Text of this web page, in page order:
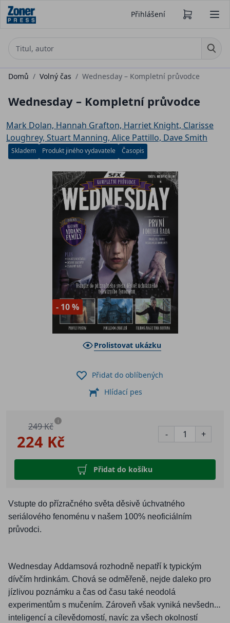
Přihlášení
Domů / Volný čas / Wednesday – Kompletní průvodce
Wednesday – Kompletní průvodce
Mark Dolan, Hannah Grafton, Harriet Knight, Clarisse
Loughrey, Stuart Manning, Alice Pattillo, Dave Smith
Skladem Produkt jiného vydavatele Časopis
- 10 %
Prolistovat ukázku
224 Kč
249 Kč i
- +
Přidat do košíku
Přidat do oblíbených
Hlídací pes
Vstupte do přízračného světa děsivě úchvatného
seriálového fenoménu v našem 100% neoficiálním
průvodci.
Wednesday Addamsová rozhodně nepatří k typickým
dívčím hrdinkám. Chová se odměřeně, nejde daleko pro
jízlivou poznámku a čas od času také neodolá
experimentům s mučením. Zároveň však vyniká nevšední
inteligencí a cílevědomostí, navíc za všech okolností